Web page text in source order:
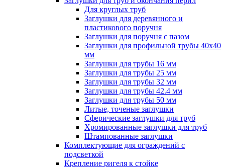
Для круглых труб
Заглушки для деревянного и
пластикового поручня
Заглушки для поручня с пазом
Заглушки для профильной трубы 40х40
мм
Заглушки для трубы 16 мм
Заглушки для трубы 25 мм
Заглушки для трубы 32 мм
Заглушки для трубы 42.4 мм
Заглушки для трубы 50 мм
Литые, точеные заглушки
Сферические заглушки для труб
Хромированные заглушки для труб
Штампованные заглушки
Комплектующие для ограждений с
подсветкой
Крепление ригеля к стойке